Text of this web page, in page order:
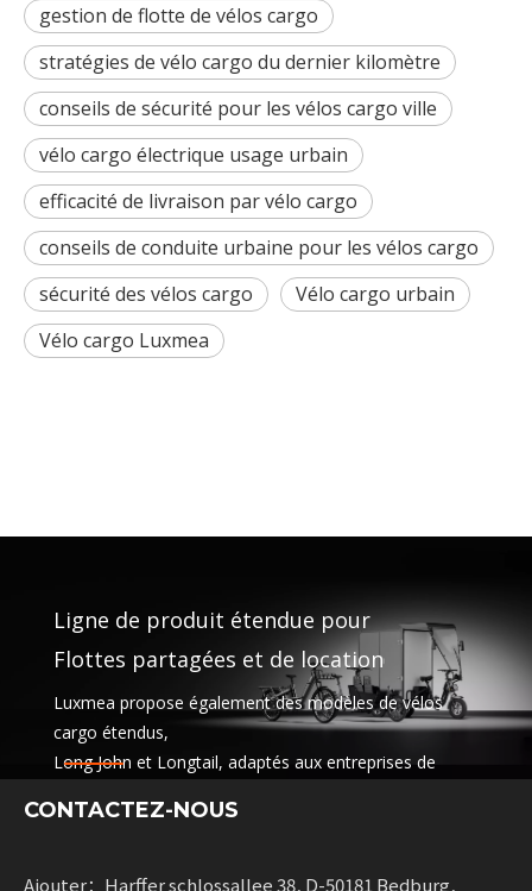
gestion de flotte de vélos cargo
stratégies de vélo cargo du dernier kilomètre
conseils de sécurité pour les vélos cargo ville
vélo cargo électrique usage urbain
efficacité de livraison par vélo cargo
conseils de conduite urbaine pour les vélos cargo
sécurité des vélos cargo
Vélo cargo urbain
Vélo cargo Luxmea
Ligne de produit étendue pour
Flottes partagées et de location
Luxmea propose également des modèles de vélos
cargo étendus,
Long John et Longtail, adaptés aux entreprises de
services de partage et flottes de location. Ces
avec flexibilité pour les entreprises qui font évoluer la
CONTACTEZ-NOUS
Ajouter：Harffer schlossallee 38, D-50181 Bedburg,